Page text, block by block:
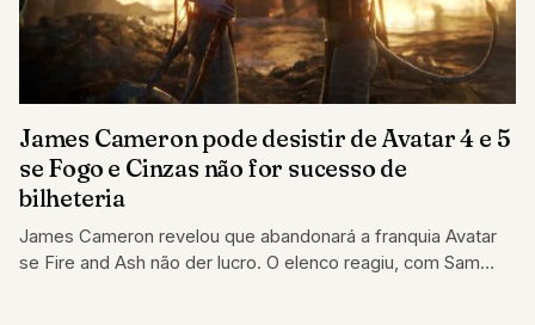
James Cameron pode desistir de Avatar 4 e 5
se Fogo e Cinzas não for sucesso de
bilheteria
James Cameron revelou que abandonará a franquia Avatar
se Fire and Ash não der lucro. O elenco reagiu, com Sam